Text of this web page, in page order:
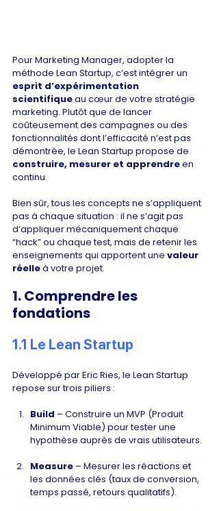
Pour Marketing Manager, adopter la
méthode Lean Startup, c’est intégrer un
esprit d’expérimentation
scientifique au cœur de votre stratégie
marketing. Plutôt que de lancer
coûteusement des campagnes ou des
fonctionnalités dont l’efficacité n’est pas
démontrée, le Lean Startup propose de
construire, mesurer et apprendre en
continu.
Bien sûr, tous les concepts ne s’appliquent
pas à chaque situation : il ne s’agit pas
d’appliquer mécaniquement chaque
“hack” ou chaque test, mais de retenir les
enseignements qui apportent une valeur
réelle à votre projet.
1. Comprendre les
fondations
1.1 Le Lean Startup
Développé par Eric Ries, le Lean Startup
repose sur trois piliers :
Build – Construire un MVP (Produit
Minimum Viable) pour tester une
hypothèse auprès de vrais utilisateurs.
Measure – Mesurer les réactions et
les données clés (taux de conversion,
temps passé, retours qualitatifs).